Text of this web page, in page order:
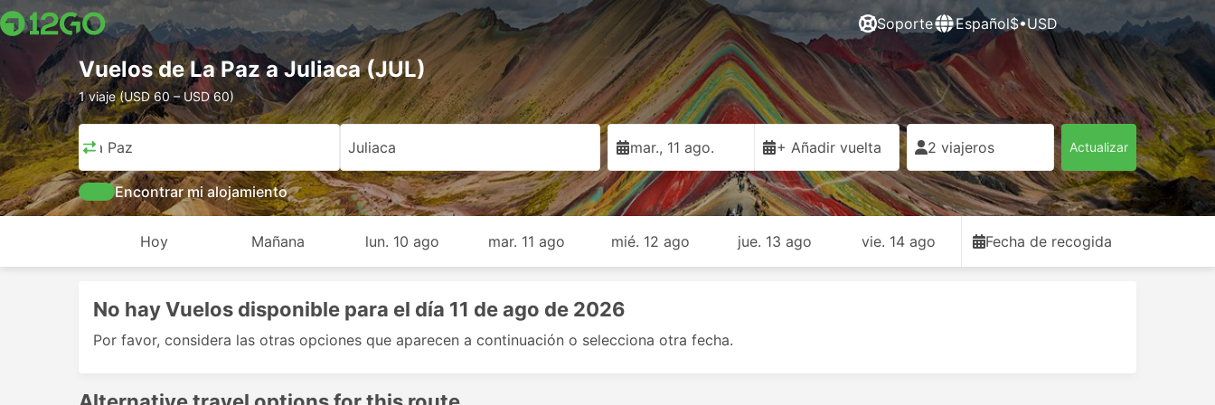
Soporte Español$•USD
Vuelos de La Paz a Juliaca (JUL)
1 viaje (USD 60 – USD 60)
La Paz Juliaca mar., 11 ago. + Añadir vuelta 2 viajeros Actualizar
Encontrar mi alojamiento
Hoy Mañana lun. 10 ago mar. 11 ago mié. 12 ago jue. 13 ago vie. 14 ago Fecha de recogida
No hay Vuelos disponible para el día 11 de ago de 2026
Por favor, considera las otras opciones que aparecen a continuación o selecciona otra fecha.